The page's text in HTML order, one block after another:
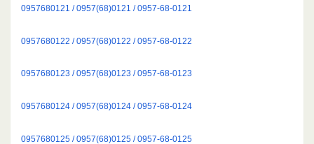
0957680121 / 0957(68)0121 / 0957-68-0121
0957680122 / 0957(68)0122 / 0957-68-0122
0957680123 / 0957(68)0123 / 0957-68-0123
0957680124 / 0957(68)0124 / 0957-68-0124
0957680125 / 0957(68)0125 / 0957-68-0125